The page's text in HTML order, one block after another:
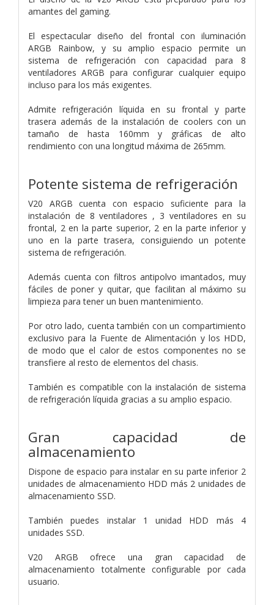
amantes del gaming.
El espectacular diseño del frontal con iluminación
ARGB Rainbow, y su amplio espacio permite un
sistema de refrigeración con capacidad para 8
ventiladores ARGB para configurar cualquier equipo
incluso para los más exigentes.
Admite refrigeración líquida en su frontal y parte
trasera además de la instalación de coolers con un
tamaño de hasta 160mm y gráficas de alto
rendimiento con una longitud máxima de 265mm.
Potente sistema de refrigeración
V20 ARGB cuenta con espacio suficiente para la
instalación de 8 ventiladores , 3 ventiladores en su
frontal, 2 en la parte superior, 2 en la parte inferior y
uno en la parte trasera, consiguiendo un potente
sistema de refrigeración.
Además cuenta con filtros antipolvo imantados, muy
fáciles de poner y quitar, que facilitan al máximo su
limpieza para tener un buen mantenimiento.
Por otro lado, cuenta también con un compartimiento
exclusivo para la Fuente de Alimentación y los HDD,
de modo que el calor de estos componentes no se
transfiere al resto de elementos del chasis.
También es compatible con la instalación de sistema
de refrigeración líquida gracias a su amplio espacio.
Gran capacidad de
almacenamiento
Dispone de espacio para instalar en su parte inferior 2
unidades de almacenamiento HDD más 2 unidades de
almacenamiento SSD.
También puedes instalar 1 unidad HDD más 4
unidades SSD.
V20 ARGB ofrece una gran capacidad de
almacenamiento totalmente configurable por cada
usuario.